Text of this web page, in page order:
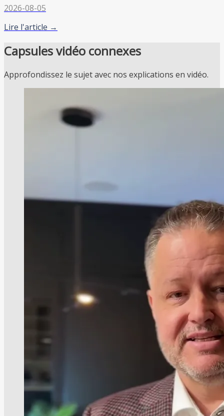
2026-08-05
Lire l'article →
Capsules vidéo connexes
Approfondissez le sujet avec nos explications en vidéo.